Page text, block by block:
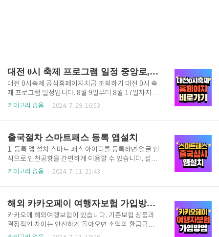
대전 0시 축제 프로그램 일정 중앙로, 대전역, 페스티벌A B
대전 0시축제 공식홈페이지지금 조회하기 대전 0시 축
제 프로그램 일정입니다. 8월 9일부터 8월 17일까지 다
양한 무대가 채워져 있습니다. 유명한 가수들과 함께 하
(목)8/16(금)8/17(토)18:00 ~ 19:00대한민국 공군 특
수비행팀 블랙이글스 에어쇼시간여행 퍼레이드(응원
단)시간여행 퍼레이드(바이크)시간여행 퍼레이드(패션
쇼)전국 퍼레이드 경연대회시간여행 퍼레이드(미국 백
파이프, 군악대 등)시간여행 퍼레이드(민속 퍼레이드)
카테고리 없음 2024. 7. 29. 16:53
출국절차 스마트패스 등록 앱설치
1. 등록 앱 설치 스마트 패스 아이디를 등록하면 얼굴 인
식으로 인천공항을 간편하게 이용할 수 있습니다. 설치
만으로 간편하게 출국절차를 밟을 수 있으니 여유로운
능하며, 다양한 보안 장치를 통해 안전하게 이용할 수
있습니다. 여권 위 변조 방지, 라이브니스 등의 기술을
적용하여 사용자의 신원을 정확하게 확인합니다. 모바
일 탑승권, 종이 탑승권 모두 등록 가능하며, 다양한 예
카테고리 없음 2024. 7. 11. 21:43
해외 카카오페이 여행자보험 가입방법 동반자할인에서 환급금까지
카카오에 해외여행보험이 있습니다. 기존보험 상품과
결정적인 차이는 안전하게 돌아오면 소액의 환급금을
줍니다. 다른 보험사들을 진행했는데 카카오가 저렴했